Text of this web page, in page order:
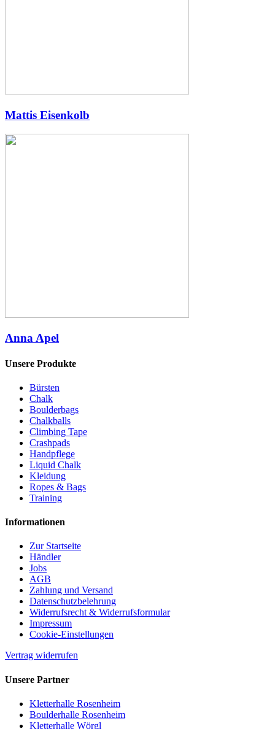
Mattis Eisenkolb
Anna Apel
Unsere Produkte
Bürsten
Chalk
Boulderbags
Chalkballs
Climbing Tape
Crashpads
Handpflege
Liquid Chalk
Kleidung
Ropes & Bags
Training
Informationen
Zur Startseite
Händler
Jobs
AGB
Zahlung und Versand
Datenschutzbelehrung
Widerrufsrecht & Widerrufsformular
Impressum
Cookie-Einstellungen
Vertrag widerrufen
Unsere Partner
Kletterhalle Rosenheim
Boulderhalle Rosenheim
Kletterhalle Wörgl